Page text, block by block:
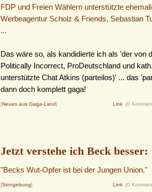
FDP und Freien Wählern unterstützte
Werbeagentur Scholz & Friends, Sebastian
...
Das wäre so, als kandidierte ich als 'der von
Politically Incorrect, ProDeutschland und
unterstützte Chat Atkins (parteilos)' ... das
dann doch komplett gaga!
[Neues aus Gaga-Land] Link (0
Jetzt verstehe ich Beck besser:
"Becks Wut-Opfer ist bei der Jungen Union."
[Sinngebung] Link (0